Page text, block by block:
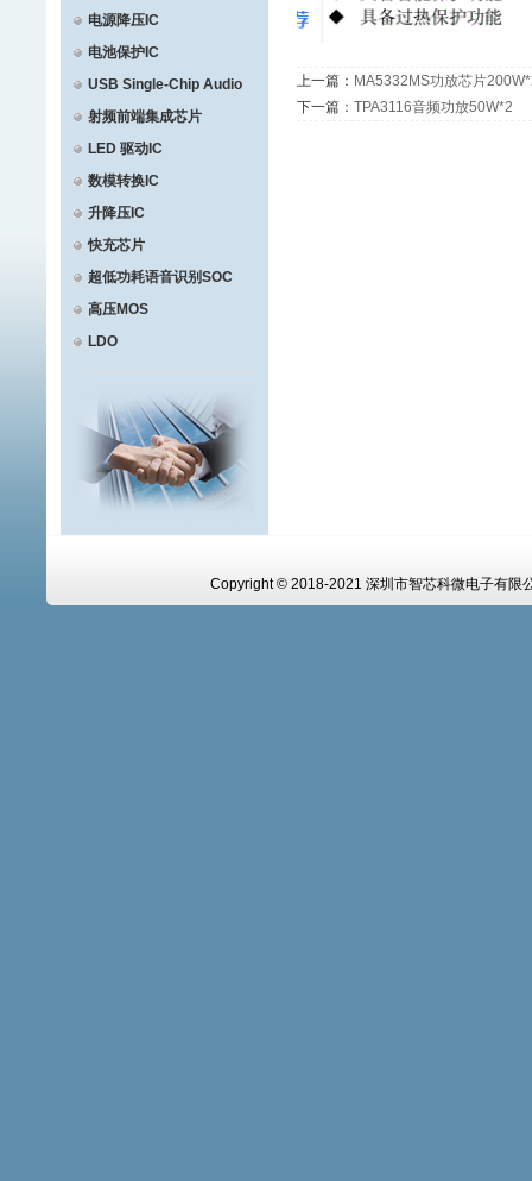
电源降压IC
电池保护IC
USB Single-Chip Audio
射频前端集成芯片
LED 驱动IC
数模转换IC
升降压IC
快充芯片
超低功耗语音识别SOC
高压MOS
LDO
上一篇： MA5332MS功放芯片
下一篇： TPA3116音频功放50W*2
Copyright © 2018-2021 深圳市智芯科微电子有限